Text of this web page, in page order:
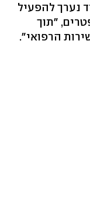
נערך להפעיל
"תוך
הרפואי".